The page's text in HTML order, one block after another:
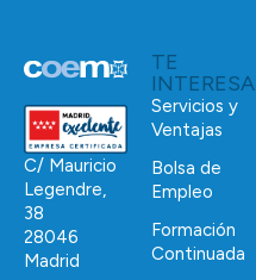
C/ Mauricio
Legendre,
38
28046
Madrid
TE
INTERESA
Servicios y
Ventajas
Bolsa de
Empleo
Formación
Continuada